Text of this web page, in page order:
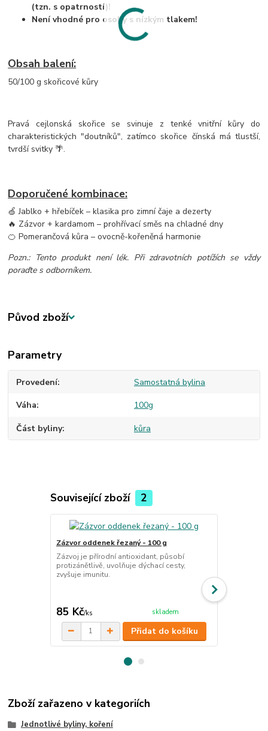
(tzn. s opatrností)!
Není vhodné pro osoby s nízkým tlakem!
Obsah balení:
50/100 g skořicové kůry
Pravá cejlonská skořice se svinuje z tenké vnitřní kůry do
charakteristických "doutníků", zatímco skořice čínská má tlustší,
tvrdší svitky 🌴.
Doporučené kombinace:
🍏 Jablko + hřebíček – klasika pro zimní čaje a dezerty
🔥 Zázvor + kardamom – prohřívací směs na chladné dny
🍊 Pomerančová kůra – ovocně-kořeněná harmonie
Pozn.: Tento produkt není lék. Při zdravotních potížích se vždy
poraďte s odborníkem.
Původ zboží
Parametry
Provedení Samostatná bylina
Váha 100g
Část byliny kůra
Související zboží 2
Zázvor oddenek řezaný - 100 g
Zázvoj je přírodní antioxidant, působí
protizánětlivě, uvolňuje dýchací cesty,
zvyšuje imunitu.
85 Kč/ks skladem
Přidat do košíku
dochucení
kosmetiky,
Zboží zařazeno v kategoriích
Jednotlivé byliny, koření